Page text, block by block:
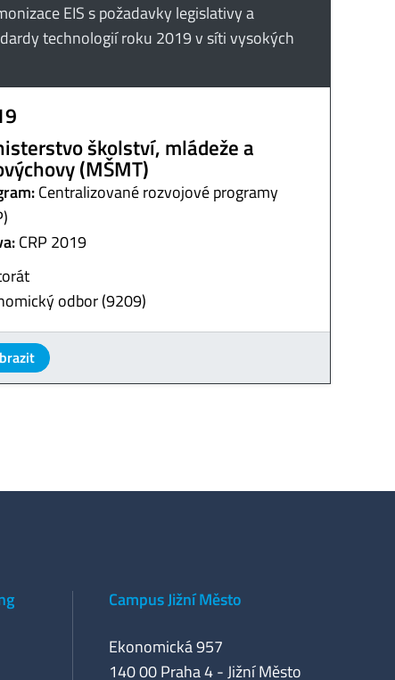
EIS s požadavky legislativy a
technologií roku 2019 v síti vysokých
školství, mládeže a
(MŠMT)
Centralizované rozvojové programy
CRP 2019
odbor (9209)
Campus Jižní Město
Ekonomická 957
140 00 Praha 4 - Jižní Město